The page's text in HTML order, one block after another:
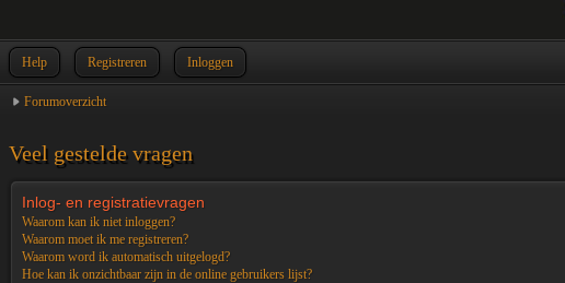
Help Registreren Inloggen
Forumoverzicht
Veel gestelde vragen
Inlog- en registratievragen
Waarom kan ik niet inloggen?
Waarom moet ik me registreren?
Waarom word ik automatisch uitgelogd?
Hoe kan ik onzichtbaar zijn in de online gebruikers lijst?